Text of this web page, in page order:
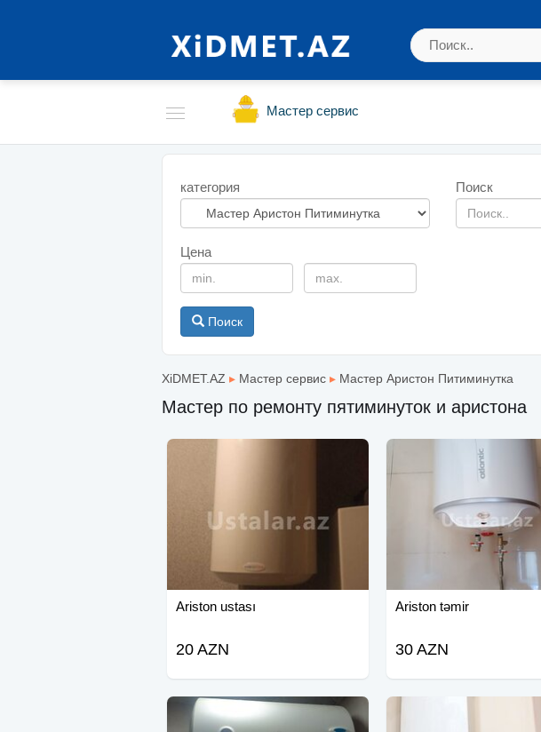
Мастер сервис
категория Поиск
Цена
Поиск
XiDMET.AZ ▸ Мастер сервис ▸ Мастер Аристон Питиминутка
Мастер по ремонту пятиминуток и аристона
Ariston ustası
20 AZN
Ariston təmir
30 AZN